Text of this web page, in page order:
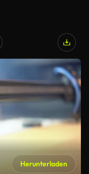
Herunterladen